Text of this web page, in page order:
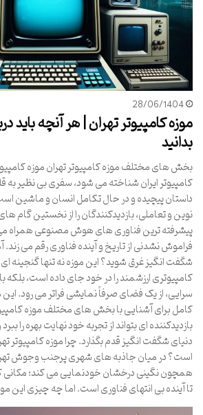
28/06/1404
موزه کامپیوتر تهران | هر آنچه باید
بدانید
بخش های مختلف موزه کامپیوتر تهران موزه
کامپیوتر ایران شناخته می شود، سفری بی نظیر به
داستان پیچیده و در حال تکامل انسان و ماشین
نوین و تعاملی، بازدیدکنندگان را از نخستین گام
پیشرفته ترین فناوری های هوش مصنوعی همراه
فراموش نشدنی از تاریخ و آینده فناوری رقم می زند.
شگفت انگیز غرق شوید؟ این موزه نه تنها گنجینه
کامپیوتری ارزشمند را در خود جای داده است، بلکه
سرایی، از یک فضای صرفاً نمایشی فراتر می رود.
کامل برای آشنایی با بخش های مختلف موزه
بازدیدکننده ای بتواند از تجربه خود نهایت بهره را
دنیای شگفت انگیز قدم بگذارد. چرا موزه کامپیوتر
است؟ در میان جاذبه های شهری پرجنب وجوش
همچون نگینی درخشان خودنمایی می کند؛ مکانی
تا آینده بی انتهای فناوری است. اما چه چیزی این